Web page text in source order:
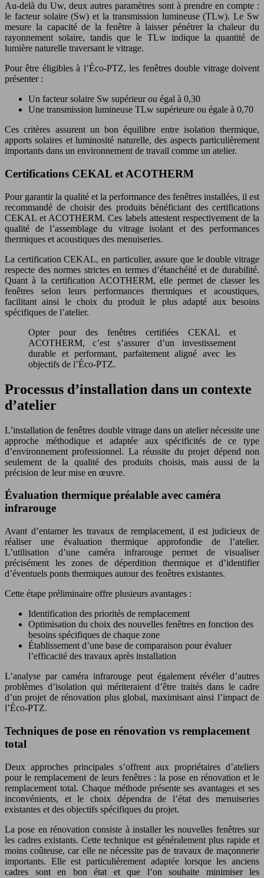
Au-delà du Uw, deux autres paramètres sont à prendre en compte :
le facteur solaire (Sw) et la transmission lumineuse (TLw). Le Sw
mesure la capacité de la fenêtre à laisser pénétrer la chaleur du
rayonnement solaire, tandis que le TLw indique la quantité de
lumière naturelle traversant le vitrage.
Pour être éligibles à l’Éco-PTZ, les fenêtres double vitrage doivent
présenter :
Un facteur solaire Sw supérieur ou égal à 0,30
Une transmission lumineuse TLw supérieure ou égale à 0,70
Ces critères assurent un bon équilibre entre isolation thermique,
apports solaires et luminosité naturelle, des aspects particulièrement
importants dans un environnement de travail comme un atelier.
Certifications CEKAL et ACOTHERM
Pour garantir la qualité et la performance des fenêtres installées, il est
recommandé de choisir des produits bénéficiant des certifications
CEKAL et ACOTHERM. Ces labels attestent respectivement de la
qualité de l’assemblage du vitrage isolant et des performances
thermiques et acoustiques des menuiseries.
La certification CEKAL, en particulier, assure que le double vitrage
respecte des normes strictes en termes d’étanchéité et de durabilité.
Quant à la certification ACOTHERM, elle permet de classer les
fenêtres selon leurs performances thermiques et acoustiques,
facilitant ainsi le choix du produit le plus adapté aux besoins
spécifiques de l’atelier.
Opter pour des fenêtres certifiées CEKAL et
ACOTHERM, c’est s’assurer d’un investissement
durable et performant, parfaitement aligné avec les
objectifs de l’Éco-PTZ.
Processus d’installation dans un contexte
d’atelier
L’installation de fenêtres double vitrage dans un atelier nécessite une
approche méthodique et adaptée aux spécificités de ce type
d’environnement professionnel. La réussite du projet dépend non
seulement de la qualité des produits choisis, mais aussi de la
précision de leur mise en œuvre.
Évaluation thermique préalable avec caméra
infrarouge
Avant d’entamer les travaux de remplacement, il est judicieux de
réaliser une évaluation thermique approfondie de l’atelier.
L’utilisation d’une caméra infrarouge permet de visualiser
précisément les zones de déperdition thermique et d’identifier
d’éventuels ponts thermiques autour des fenêtres existantes.
Cette étape préliminaire offre plusieurs avantages :
Identification des priorités de remplacement
Optimisation du choix des nouvelles fenêtres en fonction des
besoins spécifiques de chaque zone
Établissement d’une base de comparaison pour évaluer
l’efficacité des travaux après installation
L’analyse par caméra infrarouge peut également révéler d’autres
problèmes d’isolation qui mériteraient d’être traités dans le cadre
d’un projet de rénovation plus global, maximisant ainsi l’impact de
l’Éco-PTZ.
Techniques de pose en rénovation vs remplacement
total
Deux approches principales s’offrent aux propriétaires d’ateliers
pour le remplacement de leurs fenêtres : la pose en rénovation et le
remplacement total. Chaque méthode présente ses avantages et ses
inconvénients, et le choix dépendra de l’état des menuiseries
existantes et des objectifs spécifiques du projet.
La pose en rénovation consiste à installer les nouvelles fenêtres sur
les cadres existants. Cette technique est généralement plus rapide et
moins coûteuse, car elle ne nécessite pas de travaux de maçonnerie
importants. Elle est particulièrement adaptée lorsque les anciens
cadres sont en bon état et que l’on souhaite minimiser les